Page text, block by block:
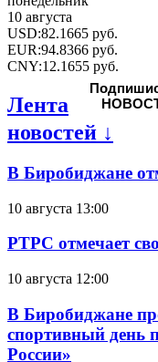
10 августа
USD:82.1665 руб.
EUR:94.8366 руб.
CNY:12.1655 руб.
Лента
новостей ↓
В Биробиджане
10 августа 13:00
РТРС отмечает
10 августа 12:00
В Биробиджане
спортивный день
России»